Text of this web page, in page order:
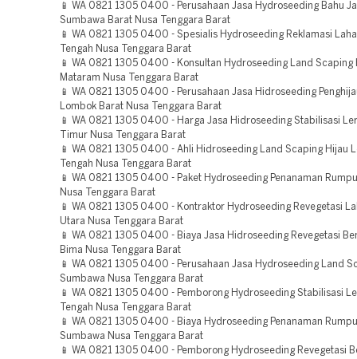
📱 WA 0821 1305 0400 - Perusahaan Jasa Hydroseeding Bahu
Sumbawa Barat Nusa Tenggara Barat
📱 WA 0821 1305 0400 - Spesialis Hydroseeding Reklamasi
Tengah Nusa Tenggara Barat
📱 WA 0821 1305 0400 - Konsultan Hydroseeding Land Scaping
Mataram Nusa Tenggara Barat
📱 WA 0821 1305 0400 - Perusahaan Jasa Hidroseeding
Lombok Barat Nusa Tenggara Barat
📱 WA 0821 1305 0400 - Harga Jasa Hidroseeding Stabilisasi
Timur Nusa Tenggara Barat
📱 WA 0821 1305 0400 - Ahli Hidroseeding Land Scaping Hijau
Tengah Nusa Tenggara Barat
📱 WA 0821 1305 0400 - Paket Hydroseeding Penanaman
Nusa Tenggara Barat
📱 WA 0821 1305 0400 - Kontraktor Hydroseeding Revegetasi
Utara Nusa Tenggara Barat
📱 WA 0821 1305 0400 - Biaya Jasa Hidroseeding Revegetasi
Bima Nusa Tenggara Barat
📱 WA 0821 1305 0400 - Perusahaan Jasa Hydroseeding Land
Sumbawa Nusa Tenggara Barat
📱 WA 0821 1305 0400 - Pemborong Hydroseeding Stabilisasi
Tengah Nusa Tenggara Barat
📱 WA 0821 1305 0400 - Biaya Hydroseeding Penanaman
Sumbawa Nusa Tenggara Barat
📱 WA 0821 1305 0400 - Pemborong Hydroseeding Revegetasi